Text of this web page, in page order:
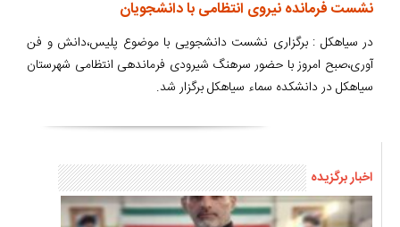
نشست فرمانده نیروی انتظامی با دانشجویان
در سیاهکل : برگزاری نشست دانشجویی با موضوع پلیس،دانش و فن
آوری،صبح امروز با حضور سرهنگ شیرودی فرماندهی انتظامی شهرستان
سیاهکل در دانشکده سماء سیاهکل برگزار شد.
اخبار برگزیده